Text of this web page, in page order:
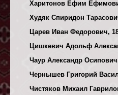
Харитонов Ефим
Худяк Спиридон
Царев Иван Федорович,
Цишкевич Адольф
Чаур Александр
Чернышев Григорий
Чистяков Михаил